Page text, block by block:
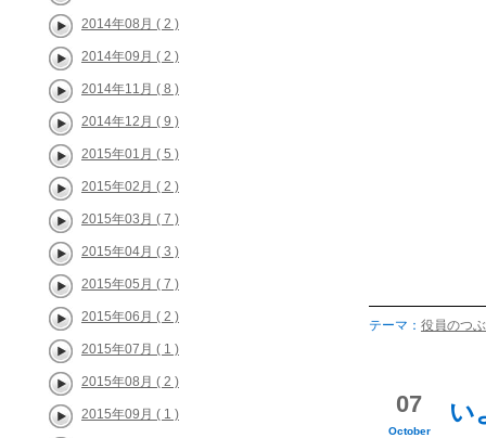
テーマ： 役員のつ
い
07
October
2014年08月 ( 2 )
2014年09月 ( 2 )
2014年11月 ( 8 )
2014年12月 ( 9 )
2015年01月 ( 5 )
2015年02月 ( 2 )
2015年03月 ( 7 )
2015年04月 ( 3 )
2015年05月 ( 7 )
2015年06月 ( 2 )
2015年07月 ( 1 )
2015年08月 ( 2 )
2015年09月 ( 1 )